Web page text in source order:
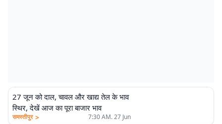
27 जून को दाल, चावल और खाद्य तेल के भाव
स्थिर, देखें आज का पूरा बाजार भाव
समस्तीपुर > 7:30 AM. 27 Jun